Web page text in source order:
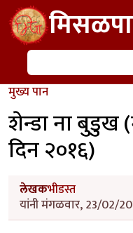
Skip to main content
शोध
मुख्य पान
शेन्डा ना बुडुख
दिन २०१६)
लेखकभीडस्त
यांनी मंगळवार, 23/02/